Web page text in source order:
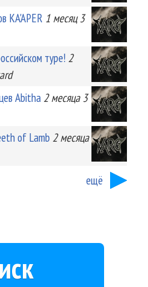
KA'APER 1 месяц 3
туре! 2
Abitha 2 месяца 3
of Lamb 2 месяца
ещё